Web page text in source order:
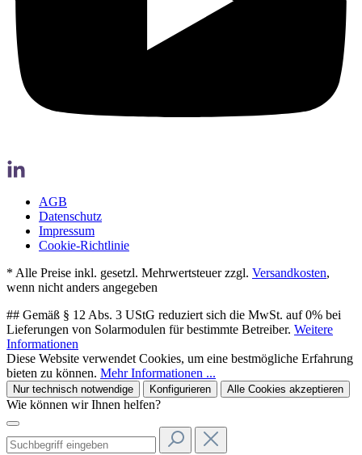
AGB
Datenschutz
Impressum
Cookie-Richtlinie
* Alle Preise inkl. gesetzl. Mehrwertsteuer zzgl. Versandkosten,
wenn nicht anders angegeben
## Gemäß § 12 Abs. 3 UStG reduziert sich die MwSt. auf 0% bei
Lieferungen von Solarmodulen für bestimmte Betreiber. Weitere
Informationen
Diese Website verwendet Cookies, um eine bestmögliche Erfahrung
bieten zu können. Mehr Informationen ...
Nur technisch notwendige Konfigurieren Alle Cookies akzeptieren
Wie können wir Ihnen helfen?